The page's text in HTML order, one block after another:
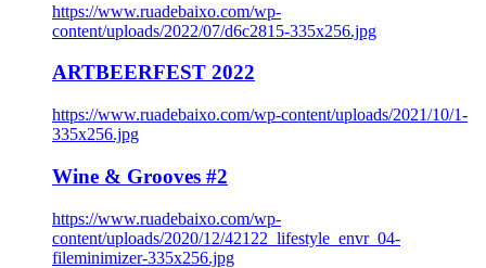
https://www.ruadebaixo.com/wp-
content/uploads/2022/07/d6c2815-335x256.jpg
ARTBEERFEST 2022
https://www.ruadebaixo.com/wp-content/uploads/2021/10/1-
335x256.jpg
Wine & Grooves #2
https://www.ruadebaixo.com/wp-
content/uploads/2020/12/42122_lifestyle_envr_04-
fileminimizer-335x256.jpg